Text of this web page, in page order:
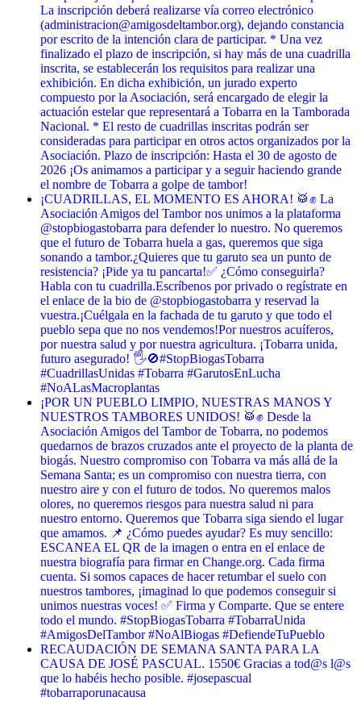
La inscripción deberá realizarse vía correo electrónico
(administracion@amigosdeltambor.org), dejando constancia
por escrito de la intención clara de participar. * Una vez
finalizado el plazo de inscripción, si hay más de una cuadrilla
inscrita, se establecerán los requisitos para realizar una
exhibición. En dicha exhibición, un jurado experto
compuesto por la Asociación, será encargado de elegir la
actuación estelar que representará a Tobarra en la Tamborada
Nacional. * El resto de cuadrillas inscritas podrán ser
consideradas para participar en otros actos organizados por la
Asociación. Plazo de inscripción: Hasta el 30 de agosto de
2026 ¡Os animamos a participar y a seguir haciendo grande
el nombre de Tobarra a golpe de tambor!
¡CUADRILLAS, EL MOMENTO ES AHORA! 🥁✊ La
Asociación Amigos del Tambor nos unimos a la plataforma
@stopbiogastobarra para defender lo nuestro. No queremos
que el futuro de Tobarra huela a gas, queremos que siga
sonando a tambor. ​¿Quieres que tu garuto sea un punto de
resistencia? ¡Pide ya tu pancarta! ​✅ ¿Cómo conseguirla? ​
Habla con tu cuadrilla. ​Escríbenos por privado o regístrate en
el enlace de la bio de @stopbiogastobarra y reservad la
vuestra. ​¡Cuélgala en la fachada de tu garuto y que todo el
pueblo sepa que no nos vendemos! ​Por nuestros acuíferos,
por nuestra salud y por nuestra agricultura. ¡Tobarra unida,
futuro asegurado! 🖐️🚫 ​#StopBiogasTobarra
#CuadrillasUnidas #Tobarra #GarutosEnLucha
#NoALasMacroplantas
¡POR UN PUEBLO LIMPIO, NUESTRAS MANOS Y
NUESTROS TAMBORES UNIDOS! 🥁✊ Desde la
Asociación Amigos del Tambor de Tobarra, no podemos
quedarnos de brazos cruzados ante el proyecto de la planta de
biogás. Nuestro compromiso con Tobarra va más allá de la
Semana Santa; es un compromiso con nuestra tierra, con
nuestro aire y con el futuro de todos. No queremos malos
olores, no queremos riesgos para nuestra salud ni para
nuestro entorno. Queremos que Tobarra siga siendo el lugar
que amamos. 📌 ¿Cómo puedes ayudar? Es muy sencillo:
ESCANEA EL QR de la imagen o entra en el enlace de
nuestra biografía para firmar en Change.org. Cada firma
cuenta. Si somos capaces de hacer retumbar el suelo con
nuestros tambores, ¡imaginad lo que podemos conseguir si
unimos nuestras voces! ✅ Firma y Comparte. Que se entere
todo el mundo. #StopBiogasTobarra #TobarraUnida
#AmigosDelTambor #NoAlBiogas #DefiendeTuPueblo
RECAUDACIÓN DE SEMANA SANTA PARA LA
CAUSA DE JOSÉ PASCUAL. 1550€ Gracias a tod@s l@s
que lo habéis hecho posible. #josepascual
#tobarraporunacausa